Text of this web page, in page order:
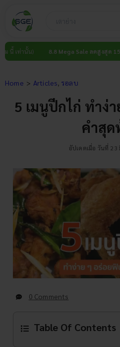
content
8.8 Mega Sale ลดสูงสุด 15% ทั้งเว็บไ
Home Articles รอลบ
5 เมนูปีกไก่ ทำง่
คำสุด
อัปเดตเมื่อ วันที่ 23
0 Comments
Table Of Contents